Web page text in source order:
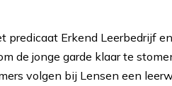
predicaat Erkend Leerbedrijf
de jonge garde klaar te
volgen bij Lensen een